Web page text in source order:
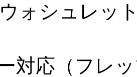
ォシュレッ
対応（フレ